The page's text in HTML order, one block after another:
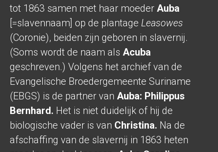
tot 1863 samen met haar moeder Auba
[=slavennaam] op de plantage Leasowes
(Coronie), beiden zijn geboren in slavernij.
(Soms wordt de naam als Acuba
geschreven.) Volgens het archief van de
Evangelische Broedergemeente Suriname
(EBGS) is de partner van Auba: Philippus
Bernhard. Het is niet duidelijk of hij de
biologische vader is van Christina. Na de
afschaffing van de slavernij in 1863 heten